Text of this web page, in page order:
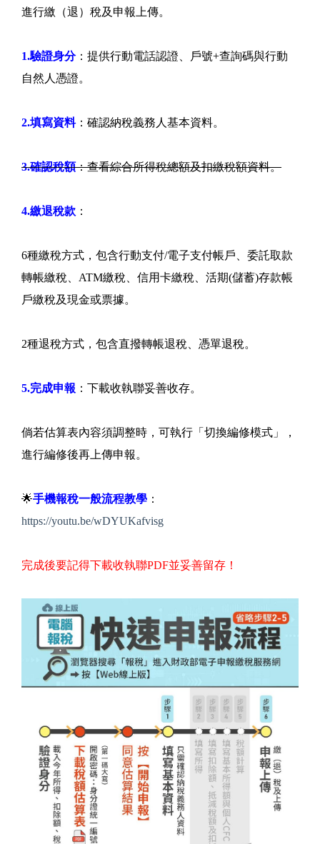
進行繳（退）稅及申報上傳。
1.驗證身分：提供行動電話認證、戶號+查詢碼與行動
自然人憑證。
2.填寫資料：確認納稅義務人基本資料。
3.確認稅額：查看綜合所得稅總額及扣繳稅額資料。
4.繳退稅款 ：
6種繳稅方式，包含行動支付/電子支付帳戶、委託取款
轉帳繳稅、ATM繳稅、信用卡繳稅、活期(儲蓄)存款帳
戶繳稅及現金或票據。
2種退稅方式，包含直撥轉帳退稅、憑單退稅。
5.完成申報 ：下載收執聯妥善收存。
倘若估算表內容須調整時，可執行「切換編修模式」，
進行編修後再上傳申報。
🌟手機報稅一般流程教學 ：
https://youtu.be/wDYUKafvisg
完成後要記得下載收執聯PDF並妥善留存！